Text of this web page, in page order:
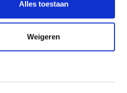
Alles toestaan
Weigeren